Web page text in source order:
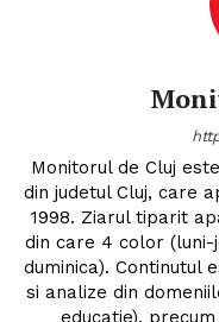
Monitorul de Cluj
din judetul Cluj, care
1998. Ziarul tiparit
din care 4 color (luni-
duminica). Continutul
si analize din
educatie),